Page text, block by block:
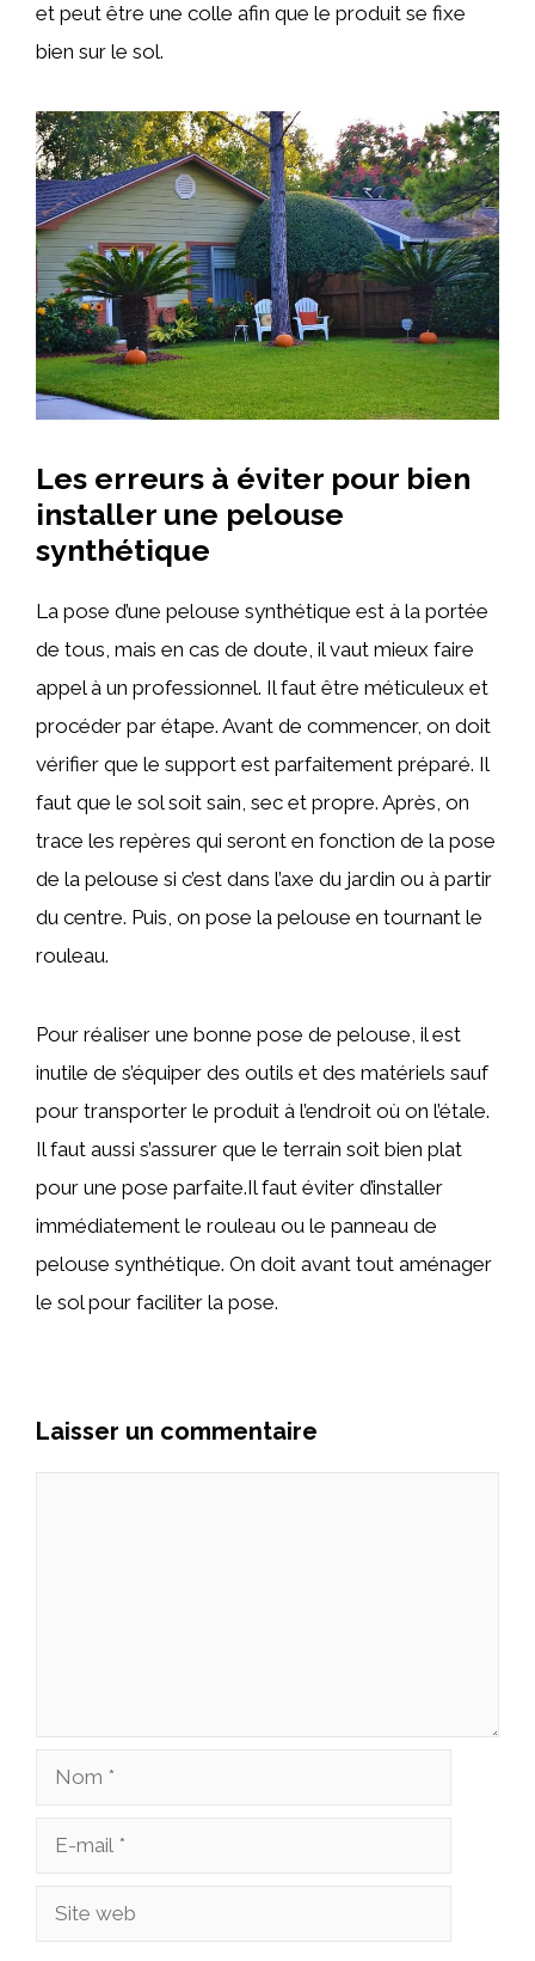
et peut être une colle afin que le produit se fixe
bien sur le sol.
Les erreurs à éviter pour bien
installer une pelouse
synthétique
La pose d’une pelouse synthétique est à la portée
de tous, mais en cas de doute, il vaut mieux faire
appel à un professionnel. Il faut être méticuleux et
procéder par étape. Avant de commencer, on doit
vérifier que le support est parfaitement préparé. Il
faut que le sol soit sain, sec et propre. Après, on
trace les repères qui seront en fonction de la pose
de la pelouse si c’est dans l’axe du jardin ou à partir
du centre. Puis, on pose la pelouse en tournant le
rouleau.
Pour réaliser une bonne pose de pelouse, il est
inutile de s’équiper des outils et des matériels sauf
pour transporter le produit à l’endroit où on l’étale.
Il faut aussi s’assurer que le terrain soit bien plat
pour une pose parfaite.Il faut éviter d’installer
immédiatement le rouleau ou le panneau de
pelouse synthétique. On doit avant tout aménager
le sol pour faciliter la pose.
Laisser un commentaire
Nom
Site